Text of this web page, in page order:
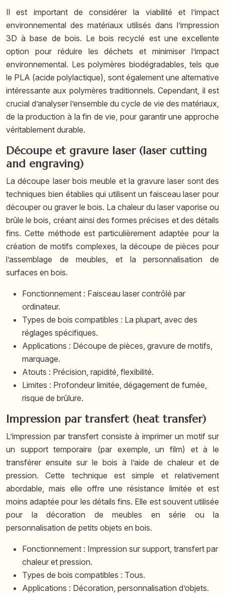
Il est important de considérer la viabilité et l’impact
environnemental des matériaux utilisés dans l’impression
3D à base de bois. Le bois recyclé est une excellente
option pour réduire les déchets et minimiser l’impact
environnemental. Les polymères biodégradables, tels que
le PLA (acide polylactique), sont également une alternative
intéressante aux polymères traditionnels. Cependant, il est
crucial d’analyser l’ensemble du cycle de vie des matériaux,
de la production à la fin de vie, pour garantir une approche
véritablement durable.
Découpe et gravure laser (laser cutting
and engraving)
La découpe laser bois meuble et la gravure laser sont des
techniques bien établies qui utilisent un faisceau laser pour
découper ou graver le bois. La chaleur du laser vaporise ou
brûle le bois, créant ainsi des formes précises et des détails
fins. Cette méthode est particulièrement adaptée pour la
création de motifs complexes, la découpe de pièces pour
l’assemblage de meubles, et la personnalisation de
surfaces en bois.
Fonctionnement : Faisceau laser contrôlé par
ordinateur.
Types de bois compatibles : La plupart, avec des
réglages spécifiques.
Applications : Découpe de pièces, gravure de motifs,
marquage.
Atouts : Précision, rapidité, flexibilité.
Limites : Profondeur limitée, dégagement de fumée,
risque de brûlure.
Impression par transfert (heat transfer)
L’impression par transfert consiste à imprimer un motif sur
un support temporaire (par exemple, un film) et à le
transférer ensuite sur le bois à l’aide de chaleur et de
pression. Cette technique est simple et relativement
abordable, mais elle offre une résistance limitée et est
moins adaptée pour les détails fins. Elle est souvent utilisée
pour la décoration de meubles en série ou la
personnalisation de petits objets en bois.
Fonctionnement : Impression sur support, transfert par
chaleur et pression.
Types de bois compatibles : Tous.
Applications : Décoration, personnalisation d’objets.